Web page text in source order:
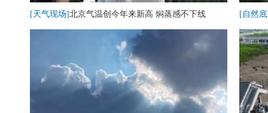
[天气现场]北京气温创今年来新高 焖蒸感不下线 [自然